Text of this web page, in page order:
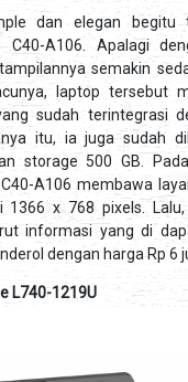
dan elegan begitu
C40-A106. Apalagi
semakin
laptop tersebut
sudah terintegrasi
itu, ia juga sudah
storage 500 GB.
A106 membawa
1366 x 768 pixels.
informasi yang di
dengan harga Rp 6
L740-1219U